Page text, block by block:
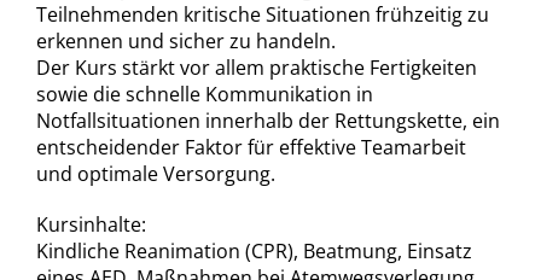
Teilnehmenden kritische Situationen frühzeitig zu
erkennen und sicher zu handeln.
Der Kurs stärkt vor allem praktische Fertigkeiten
sowie die schnelle Kommunikation in
Notfallsituationen innerhalb der Rettungskette, ein
entscheidender Faktor für effektive Teamarbeit
und optimale Versorgung.
Kursinhalte:
Kindliche Reanimation (CPR), Beatmung, Einsatz